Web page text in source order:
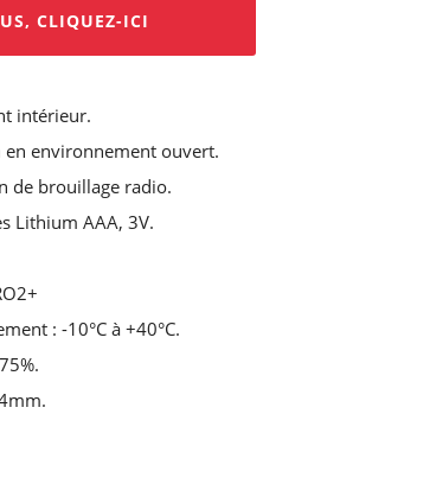
CLIQUEZ-ICI
intérieur.
en environnement ouvert.
de brouillage radio.
Lithium AAA, 3V.
: -10°C à +40°C.